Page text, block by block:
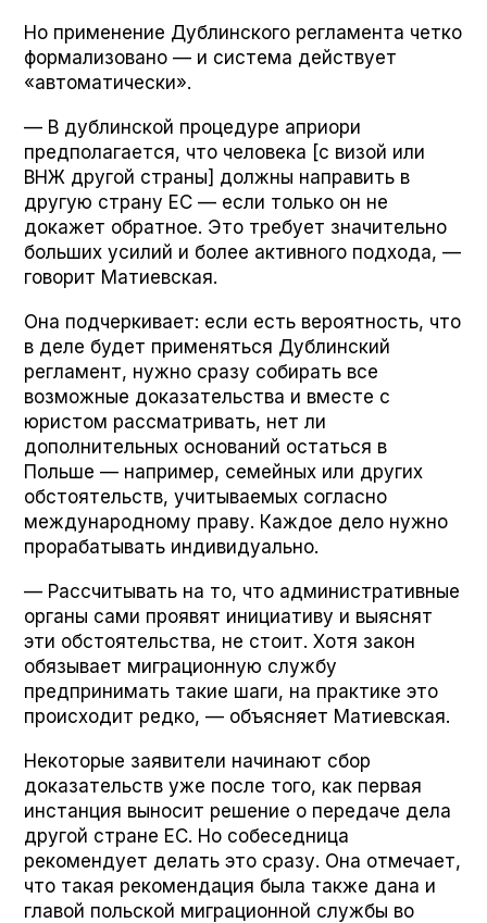
Но применение Дублинского регламента четко
формализовано — и система действует
«автоматически».
— В дублинской процедуре априори
предполагается, что человека [с визой или
ВНЖ другой страны] должны направить в
другую страну ЕС — если только он не
докажет обратное. Это требует значительно
больших усилий и более активного подхода, —
говорит Матиевская.
Она подчеркивает: если есть вероятность, что
в деле будет применяться Дублинский
регламент, нужно сразу собирать все
возможные доказательства и вместе с
юристом рассматривать, нет ли
дополнительных оснований остаться в
Польше — например, семейных или других
обстоятельств, учитываемых согласно
международному праву. Каждое дело нужно
прорабатывать индивидуально.
— Рассчитывать на то, что административные
органы сами проявят инициативу и выяснят
эти обстоятельства, не стоит. Хотя закон
обязывает миграционную службу
предпринимать такие шаги, на практике это
происходит редко, — объясняет Матиевская.
Некоторые заявители начинают сбор
доказательств уже после того, как первая
инстанция выносит решение о передаче дела
другой стране ЕС. Но собеседница
рекомендует делать это сразу. Она отмечает,
что такая рекомендация была также дана и
главой польской миграционной службы во